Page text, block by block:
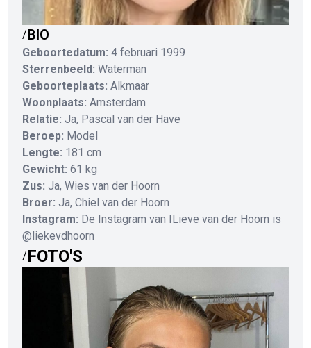
/BIO
Geboortedatum: 4 februari 1999
Sterrenbeeld: Waterman
Geboorteplaats: Alkmaar
Woonplaats: Amsterdam
Relatie: Ja, Pascal van der Have
Beroep: Model
Lengte: 181 cm
Gewicht: 61 kg
Zus: Ja, Wies van der Hoorn
Broer: Ja, Chiel van der Hoorn
Instagram: De Instagram van ILieve van der Hoorn is
@liekevdhoorn
/FOTO'S